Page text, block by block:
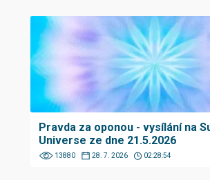
Pravda za oponou - vysílání na
Universe ze dne 21.5.2026
13880 28. 7. 2026 02:28:54